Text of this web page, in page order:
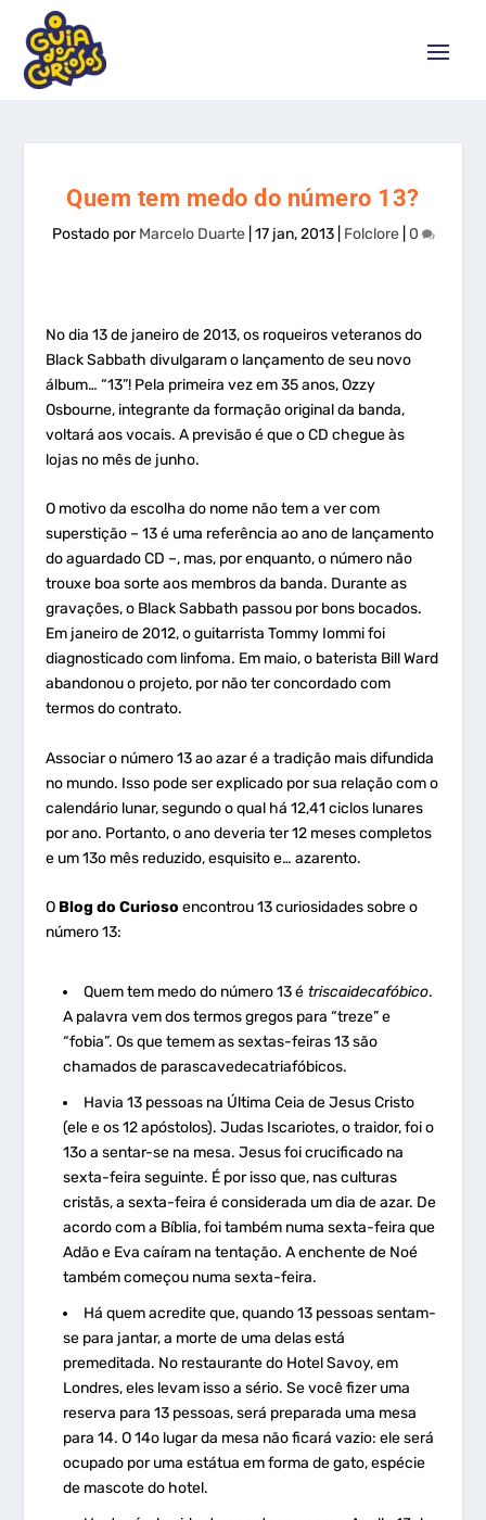
Quem tem medo do número 13?
Postado porMarcelo Duarte| 17 jan, 2013| Folclore| 0
No dia 13 de janeiro de 2013, os roqueiros veteranos do
Black Sabbath divulgaram o lançamento de seu novo
álbum… “13”! Pela primeira vez em 35 anos, Ozzy
Osbourne, integrante da formação original da banda,
voltará aos vocais. A previsão é que o CD chegue às
lojas no mês de junho.
O motivo da escolha do nome não tem a ver com
superstição – 13 é uma referência ao ano de lançamento
do aguardado CD –, mas, por enquanto, o número não
trouxe boa sorte aos membros da banda. Durante as
gravações, o Black Sabbath passou por bons bocados.
Em janeiro de 2012, o guitarrista Tommy Iommi foi
diagnosticado com linfoma. Em maio, o baterista Bill Ward
abandonou o projeto, por não ter concordado com
termos do contrato.
Associar o número 13 ao azar é a tradição mais difundida
no mundo. Isso pode ser explicado por sua relação com o
calendário lunar, segundo o qual há 12,41 ciclos lunares
por ano. Portanto, o ano deveria ter 12 meses completos
e um 13o mês reduzido, esquisito e… azarento.
O Blog do Curioso encontrou 13 curiosidades sobre o
número 13:
Quem tem medo do número 13 é triscaidecafóbico.
A palavra vem dos termos gregos para “treze” e
“fobia”. Os que temem as sextas-feiras 13 são
chamados de parascavedecatriafóbicos.
Havia 13 pessoas na Última Ceia de Jesus Cristo
(ele e os 12 apóstolos). Judas Iscariotes, o traidor, foi o
13oa sentar-se na mesa. Jesus foi crucificado na
sexta-feira seguinte. É por isso que, nas culturas
cristãs, a sexta-feira é considerada um dia de azar. De
acordo com a Bíblia, foi também numa sexta-feira que
Adão e Eva caíram na tentação. A enchente de Noé
também começou numa sexta-feira.
Há quem acredite que, quando 13 pessoas sentam-
se para jantar, a morte de uma delas está
premeditada. No restaurante do Hotel Savoy, em
Londres, eles levam isso a sério. Se você fizer uma
reserva para 13 pessoas, será preparada uma mesa
para 14. O 14o lugar da mesa não ficará vazio: ele será
ocupado por uma estátua em forma de gato, espécie
de mascote do hotel.